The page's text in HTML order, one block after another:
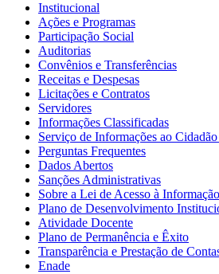
Institucional
Ações e Programas
Participação Social
Auditorias
Convênios e Transferências
Receitas e Despesas
Licitações e Contratos
Servidores
Informações Classificadas
Serviço de Informações ao
Perguntas Frequentes
Dados Abertos
Sanções Administrativas
Sobre a Lei de Acesso à Informação
Plano de Desenvolvimento
Atividade Docente
Plano de Permanência e Êxito
Transparência e Prestação de
Enade